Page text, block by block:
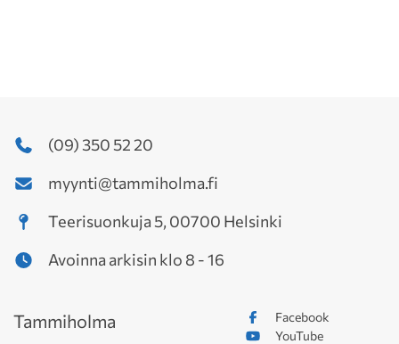
(09) 350 52 20
myynti@tammiholma.fi
Teerisuonkuja 5, 00700 Helsinki
Avoinna arkisin klo 8 - 16
Facebook
YouTube
Tammiholma